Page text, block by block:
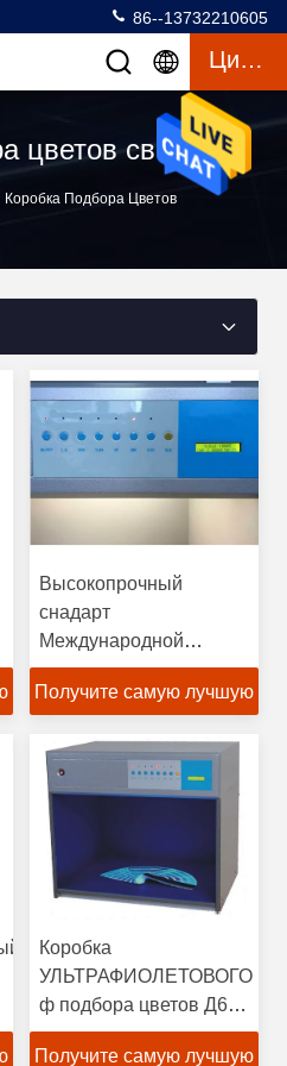
86--13732210605
Цитата
цветов светлая
Коробка Подбора Цветов
Высокопрочный
снадарт
Международной
организации
стандартизации
цветов материалов
одобрил
Получите самую лучшую
цену
Коробка
УЛЬТРАФИОЛЕТОВОГО
ф подбора цветов Д65
ТЛ84 светлая
соответствует
Получите самую лучшую